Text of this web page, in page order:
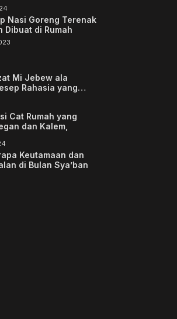
Nasi Goreng Terenak
Dibuat di Rumah
Mi Jebew ala
Rahasia yang
Cat Rumah yang
dan Kalem,
Keutamaan dan
di Bulan Sya’ban